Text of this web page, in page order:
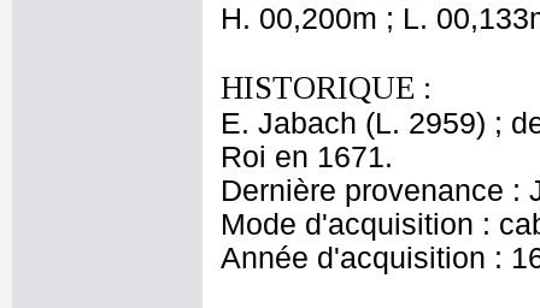
H. 00,200m ; L.
HISTORIQUE :
E. Jabach (L. 2959) ;
Roi en 1671.
Dernière provenance :
Mode d'acquisition :
Année d'acquisition :